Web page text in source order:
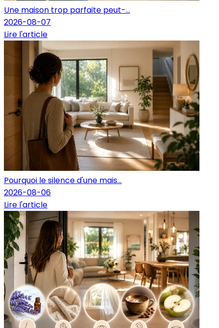
Une maison trop parfaite peut-...
2026-08-07
Lire l'article
Pourquoi le silence d'une mais...
2026-08-06
Lire l'article